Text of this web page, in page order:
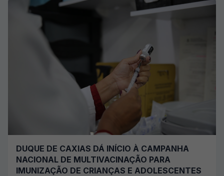
DUQUE DE CAXIAS DÁ INÍCIO À CAMPANHA
NACIONAL DE MULTIVACINAÇÃO PARA
IMUNIZAÇÃO DE CRIANÇAS E ADOLESCENTES